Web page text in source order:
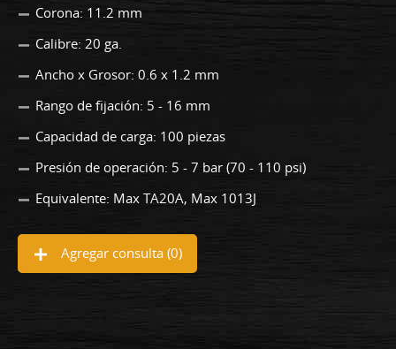
Corona: 11.2 mm
Calibre: 20 ga.
Ancho x Grosor: 0.6 x 1.2 mm
Rango de fijación: 5 - 16 mm
Capacidad de carga: 100 piezas
Presión de operación: 5 - 7 bar (70 - 110 psi)
Equivalente: Max TA20A, Max 1013J
Agregar consulta (0)